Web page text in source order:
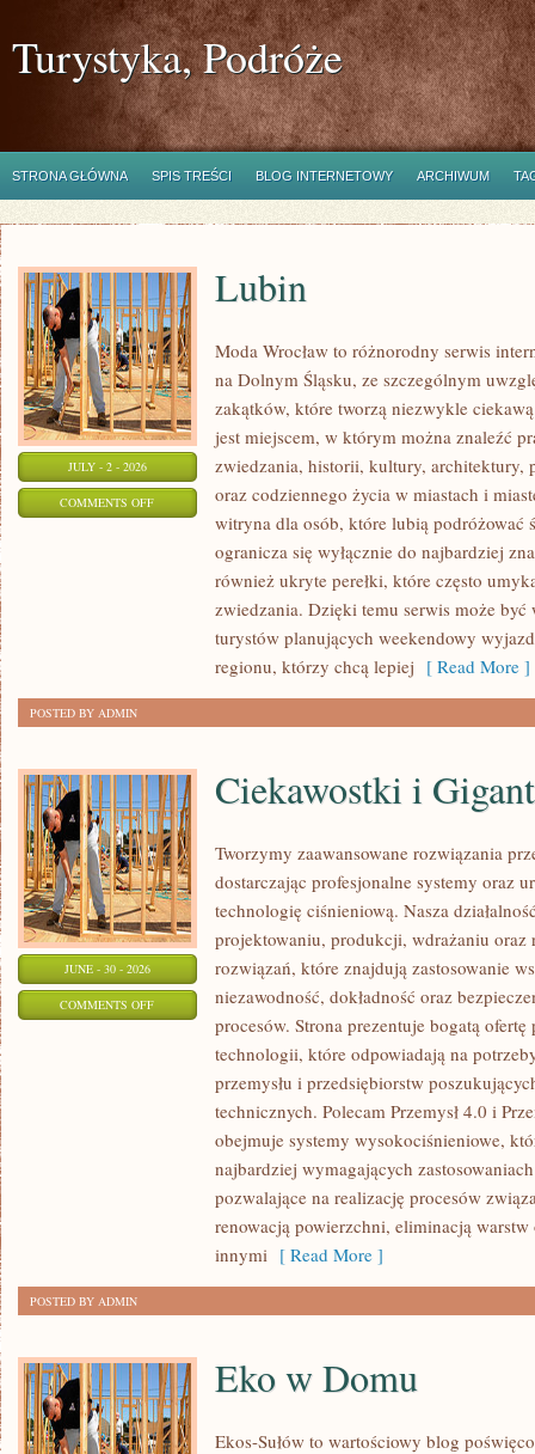
Turystyka, Podróże
STRONA GŁÓWNA SPIS TREŚCI BLOG INTERNETOWY ARCHIWUM
JULY - 2 - 2026
COMMENTS OFFON
Lubin
Moda Wrocław to różnorodny serwis
na Dolnym Śląsku, ze szczególnym
zakątków, które tworzą niezwykle
jest miejscem, w którym można znaleźć
zwiedzania, historii, kultury, architektury,
oraz codziennego życia w miastach i
witryna dla osób, które lubią podróżować
ogranicza się wyłącznie do najbardziej
również ukryte perełki, które często
zwiedzania. Dzięki temu serwis może
turystów planujących weekendowy
regionu, którzy chcą lepiej [ Read More ]
POSTED BY ADMIN
JUNE - 30 - 2026
COMMENTS OFFON
CIEKAWOSTKI
Ciekawostki i
Tworzymy zaawansowane rozwiązania
dostarczając profesjonalne systemy oraz
technologię ciśnieniową. Nasza
projektowaniu, produkcji, wdrażaniu oraz
rozwiązań, które znajdują zastosowanie
niezawodność, dokładność oraz
procesów. Strona prezentuje bogatą ofertę
technologii, które odpowiadają na
przemysłu i przedsiębiorstw
technicznych. Polecam Przemysł 4.0 i
obejmuje systemy wysokociśnieniowe,
najbardziej wymagających
pozwalające na realizację procesów
renowacją powierzchni, eliminacją
innymi [ Read More ]
POSTED BY ADMIN
Eko w Domu
Ekos-Sułów to wartościowy blog